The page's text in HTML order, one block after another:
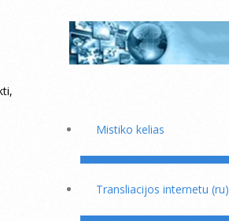
Mistiko kelias
Transliacijos internetu (ru)